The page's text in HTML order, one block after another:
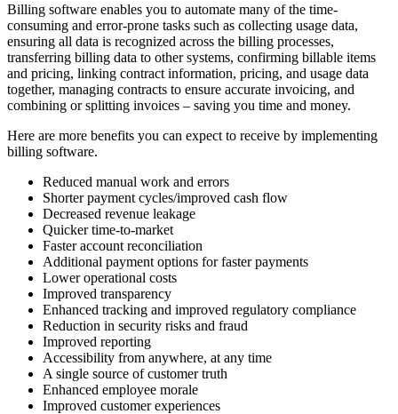
Billing software enables you to automate many of the time-
consuming and error-prone tasks such as collecting usage data,
ensuring all data is recognized across the billing processes,
transferring billing data to other systems, confirming billable items
and pricing, linking contract information, pricing, and usage data
together, managing contracts to ensure accurate invoicing, and
combining or splitting invoices – saving you time and money.
Here are more benefits you can expect to receive by implementing
billing software.
Reduced manual work and errors
Shorter payment cycles/improved cash flow
Decreased revenue leakage
Quicker time-to-market
Faster account reconciliation
Additional payment options for faster payments
Lower operational costs
Improved transparency
Enhanced tracking and improved regulatory compliance
Reduction in security risks and fraud
Improved reporting
Accessibility from anywhere, at any time
A single source of customer truth
Enhanced employee morale
Improved customer experiences